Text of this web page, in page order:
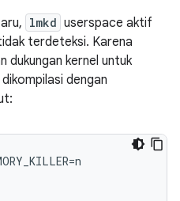
lmkd userspace aktif
terdeteksi. Karena
dukungan kernel untuk
dengan
=n